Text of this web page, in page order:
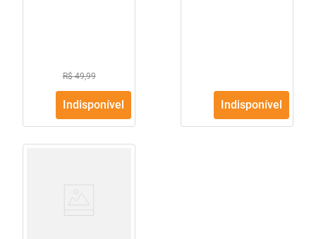
R$ 49,99
Indisponível Indisponível